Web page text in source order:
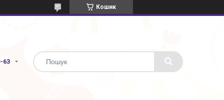
Кошик
63